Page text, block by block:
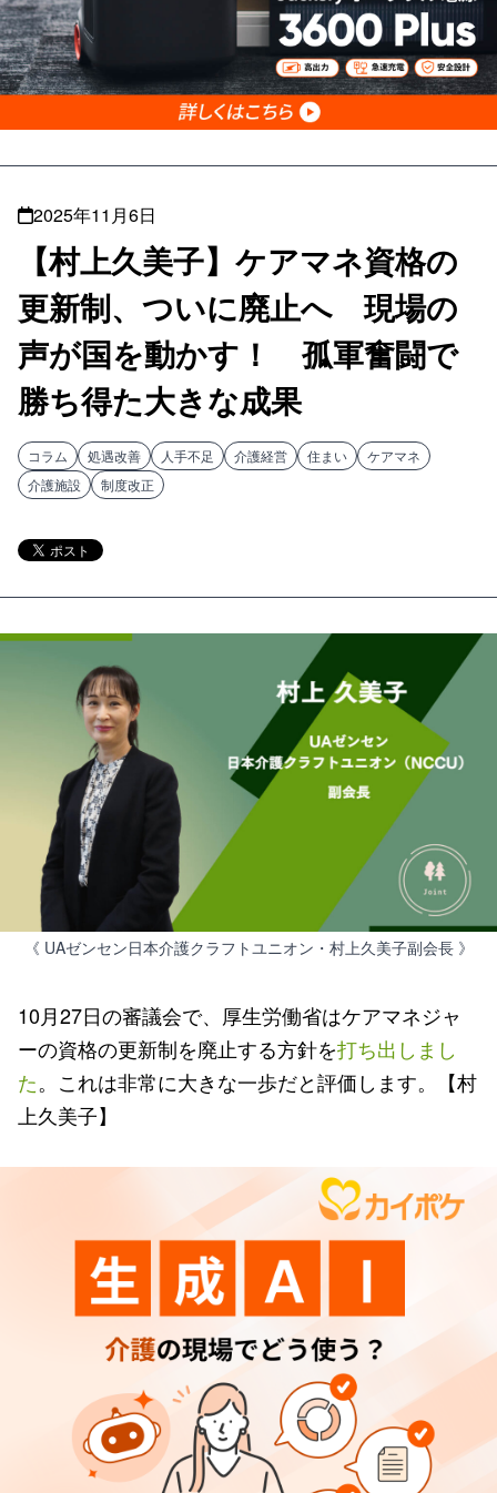
2025年11月6日
【村上久美子】ケアマネ資格の
更新制、ついに廃止へ 現場の
声が国を動かす！ 孤軍奮闘で
勝ち得た大きな成果
コラム 処遇改善 人手不足 介護経営 住まい
ケアマネ
介護施設
制度改正
《 UAゼンセン日本介護クラフトユニオン・村上久美子副会長 》
10月27日の審議会で、厚生労働省はケアマネジャ
ーの資格の更新制を廃止する方針を打ち出しまし
た。これは非常に大きな一歩だと評価します。【村
上久美子】